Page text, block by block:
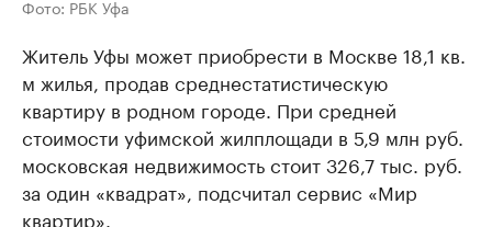
Фото: РБК Уфа
Житель Уфы может приобрести в Москве 18,1 кв.
м жилья, продав среднестатистическую
квартиру в родном городе. При средней
стоимости уфимской жилплощади в 5,9 млн руб.
московская недвижимость стоит 326,7 тыс. руб.
за один «квадрат», подсчитал сервис «Мир
квартир».